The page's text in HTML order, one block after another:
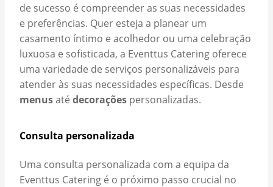
de sucesso é compreender as suas necessidades
e preferências. Quer esteja a planear um
casamento íntimo e acolhedor ou uma celebração
luxuosa e sofisticada, a Eventtus Catering oferece
uma variedade de serviços personalizáveis para
atender às suas necessidades específicas. Desde
menusatédecorações personalizadas.
Consulta personalizada
Uma consulta personalizada com a equipa da
Eventtus Catering é o próximo passo crucial no